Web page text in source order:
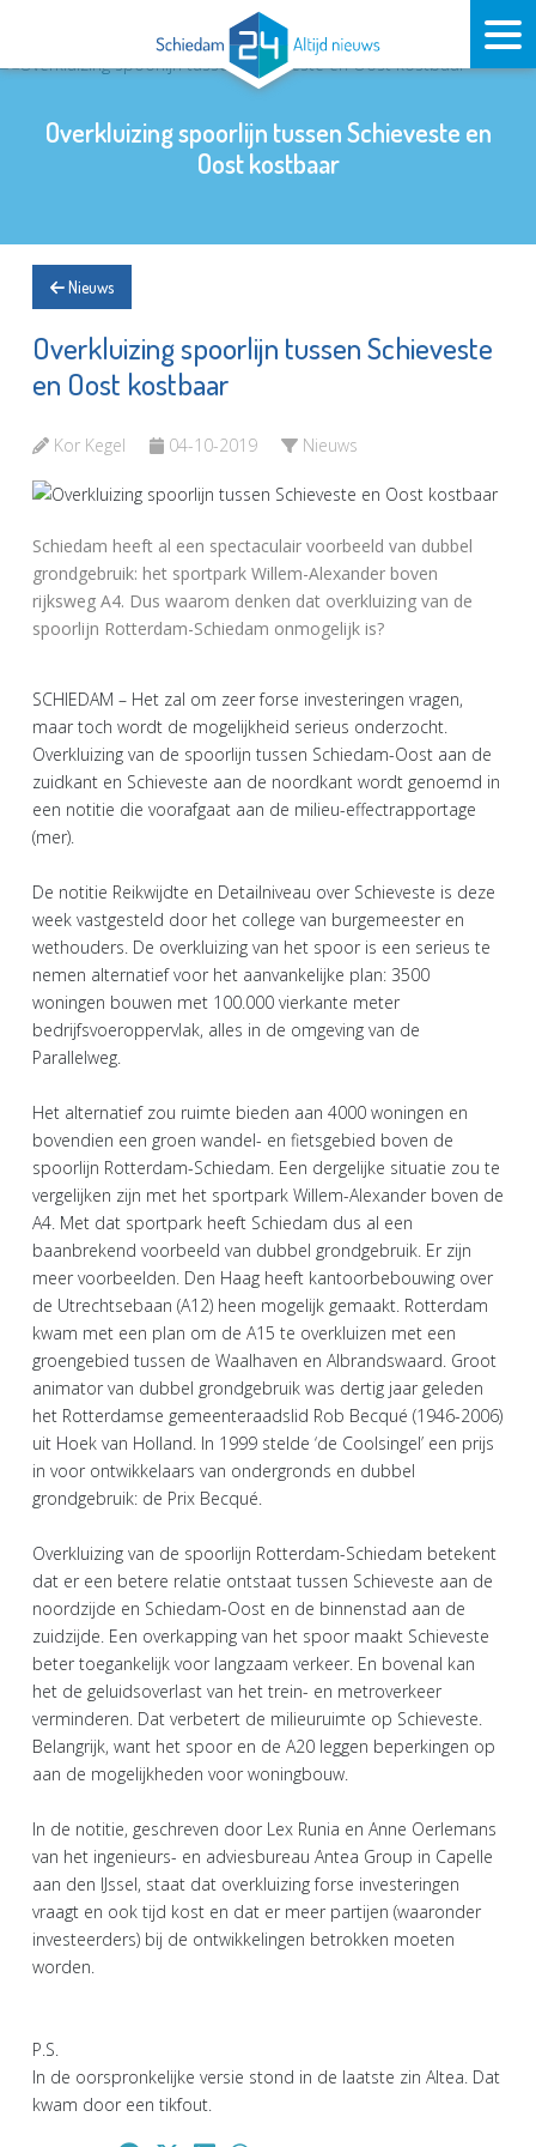
Overkluizing spoorlijn tussen Schieveste en
Oost kostbaar
Nieuws
Overkluizing spoorlijn tussen Schieveste
en Oost kostbaar
Kor Kegel 04-10-2019 Nieuws
Schiedam heeft al een spectaculair voorbeeld van dubbel
grondgebruik: het sportpark Willem-Alexander boven
rijksweg A4. Dus waarom denken dat overkluizing van de
spoorlijn Rotterdam-Schiedam onmogelijk is?
SCHIEDAM – Het zal om zeer forse investeringen vragen,
maar toch wordt de mogelijkheid serieus onderzocht.
Overkluizing van de spoorlijn tussen Schiedam-Oost aan de
zuidkant en Schieveste aan de noordkant wordt genoemd in
een notitie die voorafgaat aan de milieu-effectrapportage
(mer).
De notitie Reikwijdte en Detailniveau over Schieveste is deze
week vastgesteld door het college van burgemeester en
wethouders. De overkluizing van het spoor is een serieus te
nemen alternatief voor het aanvankelijke plan: 3500
woningen bouwen met 100.000 vierkante meter
bedrijfsvoeroppervlak, alles in de omgeving van de
Parallelweg.
Het alternatief zou ruimte bieden aan 4000 woningen en
bovendien een groen wandel- en fietsgebied boven de
spoorlijn Rotterdam-Schiedam. Een dergelijke situatie zou te
vergelijken zijn met het sportpark Willem-Alexander boven de
A4. Met dat sportpark heeft Schiedam dus al een
baanbrekend voorbeeld van dubbel grondgebruik. Er zijn
meer voorbeelden. Den Haag heeft kantoorbebouwing over
de Utrechtsebaan (A12) heen mogelijk gemaakt. Rotterdam
kwam met een plan om de A15 te overkluizen met een
groengebied tussen de Waalhaven en Albrandswaard. Groot
animator van dubbel grondgebruik was dertig jaar geleden
het Rotterdamse gemeenteraadslid Rob Becqué (1946-2006)
uit Hoek van Holland. In 1999 stelde ‘de Coolsingel’ een prijs
in voor ontwikkelaars van ondergronds en dubbel
grondgebruik: de Prix Becqué.
Overkluizing van de spoorlijn Rotterdam-Schiedam betekent
dat er een betere relatie ontstaat tussen Schieveste aan de
noordzijde en Schiedam-Oost en de binnenstad aan de
zuidzijde. Een overkapping van het spoor maakt Schieveste
beter toegankelijk voor langzaam verkeer. En bovenal kan
het de geluidsoverlast van het trein- en metroverkeer
verminderen. Dat verbetert de milieuruimte op Schieveste.
Belangrijk, want het spoor en de A20 leggen beperkingen op
aan de mogelijkheden voor woningbouw.
In de notitie, geschreven door Lex Runia en Anne Oerlemans
van het ingenieurs- en adviesbureau Antea Group in Capelle
aan den IJssel, staat dat overkluizing forse investeringen
vraagt en ook tijd kost en dat er meer partijen (waaronder
investeerders) bij de ontwikkelingen betrokken moeten
worden.
P.S.
In de oorspronkelijke versie stond in de laatste zin Altea. Dat
kwam door een tikfout.